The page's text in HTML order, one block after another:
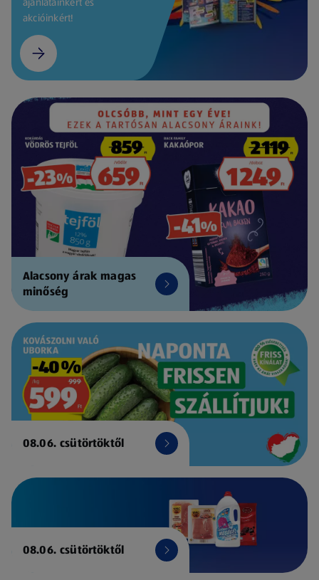
akcióinkért!
Alacsony árak magas
minőség
08.06. csütörtöktől
08.06. csütörtöktől